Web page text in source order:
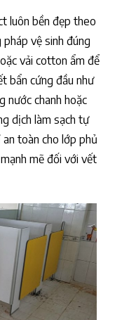
luôn bền đẹp theo
vệ sinh đúng
vải cotton ẩm để
bẩn cứng đầu như
nước chanh hoặc
dịch làm sạch tự
an toàn cho lớp phủ
mẽ đối với vết